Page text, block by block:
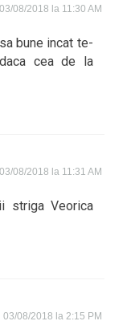
03/08/2018 la 11:30 AM
bune incat te-
cea de la
03/08/2018 la 11:31 AM
striga Veorica
03/08/2018 la 2:15 PM